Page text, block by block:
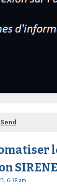
.Send
SIRENE
6:18 am